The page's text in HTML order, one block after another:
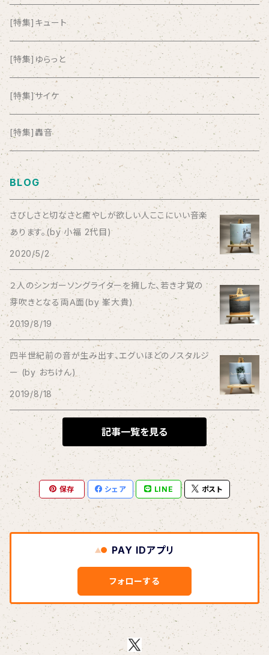
Amsterdamned
ANYO
And Summer Club
anticlockwise
Aysula
Bad Operation
Bagus!
BBBBBBB
The BEG
The Beths
THE BLACK SHANSONS
BLONDnewHALF
Blondy
BOAR HUNTER
bud&harbor
Bulbs Of Passion
B玉
Calme Adiction
[特集]キュート
[特集]ゆらっと
[特集]サイケ
[特集]轟音
BLOG
さびしさと切なさと癒やしが欲しい人ここにいい音楽
あります。(by 小福 2代目)
2020/5/2
２人のシンガーソングライターを擁した、若き才覚の
芽吹きとなる両Ａ面(by 峯大貴)
2019/8/19
四半世紀前の音が生み出す、エグいほどのノスタルジ
ー (by おちけん)
2019/8/18
記事一覧を見る
保存 シェア LINE ポスト
PAY IDアプリ
フォローする